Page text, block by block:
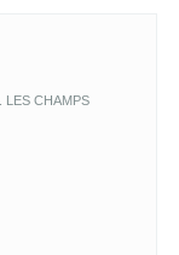
LES CHAMPS